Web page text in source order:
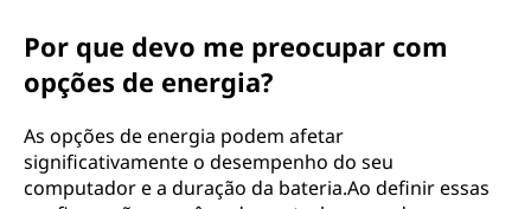
Por que devo me preocupar com
opções de energia?
As opções de energia podem afetar
significativamente o desempenho do seu
computador e a duração da bateria.Ao definir essas